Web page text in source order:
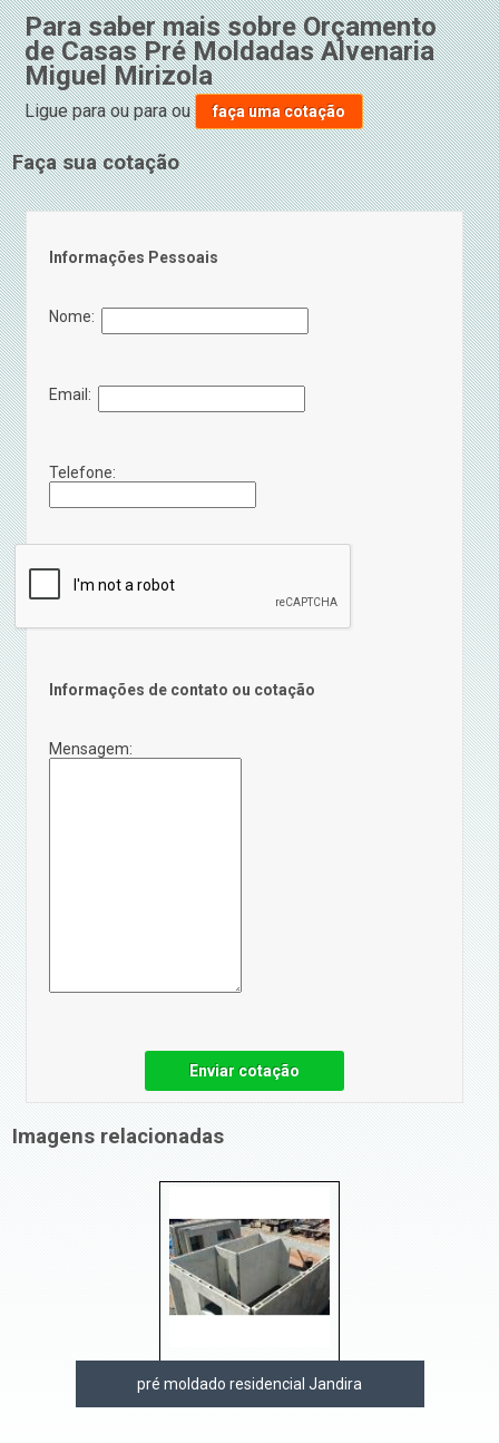
Para saber mais sobre Orçamento
de Casas Pré Moldadas Alvenaria
Miguel Mirizola
Ligue paraou paraou faça uma cotação
Faça sua cotação
Informações Pessoais
Nome:
Email:
Telefone:
Informações de contato ou cotação
Mensagem:
Enviar cotação
Imagens relacionadas
pré moldado residencial Jandira